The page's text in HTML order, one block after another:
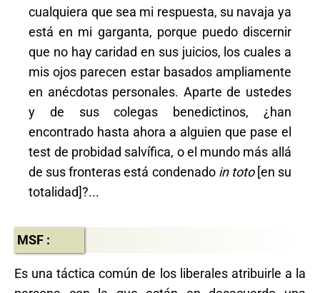
cualquiera que sea mi respuesta, su navaja ya
está en mi garganta, porque puedo discernir
que no hay caridad en sus juicios, los cuales a
mis ojos parecen estar basados ampliamente
en anécdotas personales. Aparte de ustedes
y de sus colegas benedictinos, ¿han
encontrado hasta ahora a alguien que pase el
test de probidad salvífica, o el mundo más allá
de sus fronteras está condenado in toto [en su
totalidad]?...
MSF :
Es una táctica común de los liberales atribuirle a la